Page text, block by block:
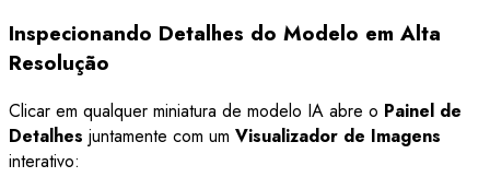
Inspecionando Detalhes do Modelo em Alta
Resolução
Clicar em qualquer miniatura de modelo IA abre o Painel de
Detalhes juntamente com um Visualizador de Imagens
interativo: